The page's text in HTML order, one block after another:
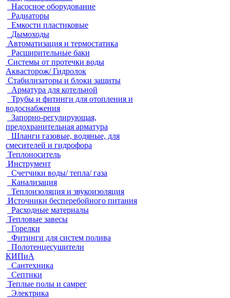
Насосное оборудование
Радиаторы
Емкости пластиковые
Дымоходы
Автоматизация и термостатика
Расширительные баки
Системы от протечки воды
Аквасторож/ Гидролок
Стабилизаторы и блоки защиты
Арматура для котельной
Трубы и фитинги для отопления и
водоснабжения
Запорно-регулирующая,
предохранительная арматура
Шланги газовые, водяные, для
смесителей и гидрофора
Теплоноситель
Инструмент
Счетчики воды/ тепла/ газа
Канализация
Теплоизоляция и звукоизоляция
Источники бесперебойного питания
Расходные материалы
Тепловые завесы
Горелки
Фитинги для систем полива
Полотенцесушители
КИПиА
Сантехника
Септики
Теплые полы и самрег
Электрика